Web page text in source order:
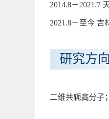
2014.8－2021.7
2021.8－至今 吉
研究方向
二维共轭高分子